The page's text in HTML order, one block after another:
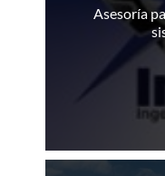
Asesoría